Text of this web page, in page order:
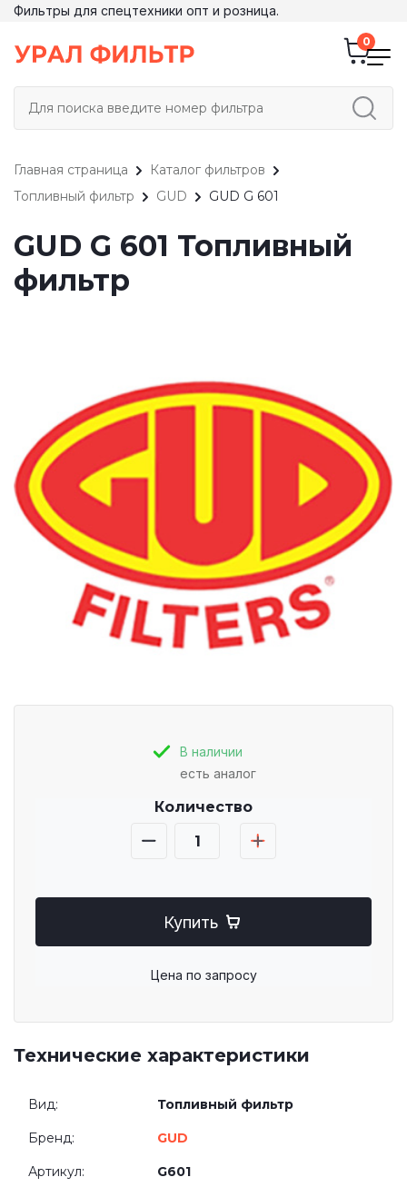
Фильтры для спецтехники опт и розница.
Главная страница
Каталог фильтров
Топливный фильтр
GUD GUD G 601
GUD G 601 Топливный
фильтр
В наличии
есть аналог
Количество
Купить
Цена по запросу
Технические характеристики
Вид: Топливный фильтр
Бренд: GUD
Артикул: G601